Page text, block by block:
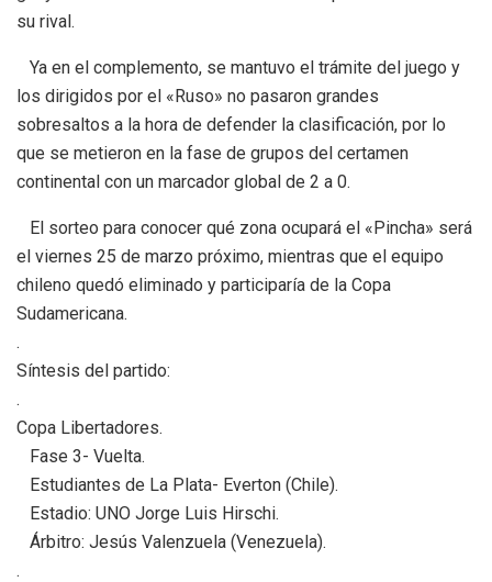
su rival.
Ya en el complemento, se mantuvo el trámite del juego y
los dirigidos por el «Ruso» no pasaron grandes
sobresaltos a la hora de defender la clasificación, por lo
que se metieron en la fase de grupos del certamen
continental con un marcador global de 2 a 0.
El sorteo para conocer qué zona ocupará el «Pincha» será
el viernes 25 de marzo próximo, mientras que el equipo
chileno quedó eliminado y participaría de la Copa
Sudamericana.
.
Síntesis del partido:
.
Copa Libertadores.
Fase 3- Vuelta.
Estudiantes de La Plata- Everton (Chile).
Estadio: UNO Jorge Luis Hirschi.
Árbitro: Jesús Valenzuela (Venezuela).
.